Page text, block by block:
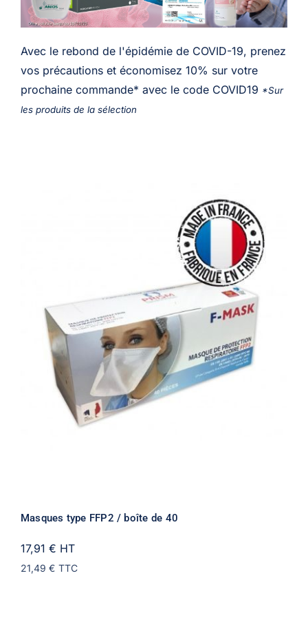
Avec le rebond de l'épidémie de COVID-19, prenez
vos précautions et économisez 10% sur votre
prochaine commande* avec le code COVID19 *Sur
les produits de la sélection
Masques type FFP2 / boîte de 40
17,91 € HT
21,49 € TTC